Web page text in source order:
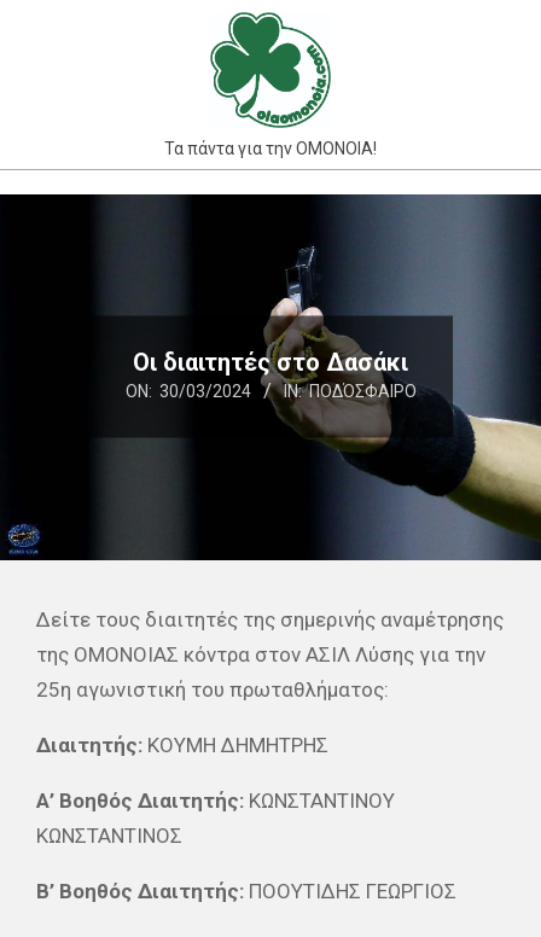
Τα πάντα για την ΟΜΟΝΟΙΑ!
Οι διαιτητές στο Δασάκι
ON: 30/03/2024 IN: ΠΟΔΌΣΦΑΙΡΟ
Δείτε τους διαιτητές της σημερινής αναμέτρησης
της ΟΜΟΝΟΙΑΣ κόντρα στον ΑΣΙΛ Λύσης για την
25η αγωνιστική του πρωταθλήματος:
Διαιτητής: ΚΟΥΜΗ ΔΗΜΗΤΡΗΣ
Α’ Βοηθός Διαιτητής: ΚΩΝΣΤΑΝΤΙΝΟΥ
ΚΩΝΣΤΑΝΤΙΝΟΣ
Β’ Βοηθός Διαιτητής: ΠΟΟΥΤΙΔΗΣ ΓΕΩΡΓΙΟΣ